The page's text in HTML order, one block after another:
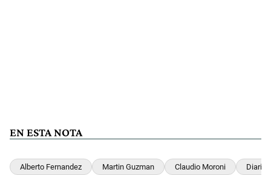
EN ESTA NOTA
Alberto Fernandez Martin Guzman Claudio Moroni Diario